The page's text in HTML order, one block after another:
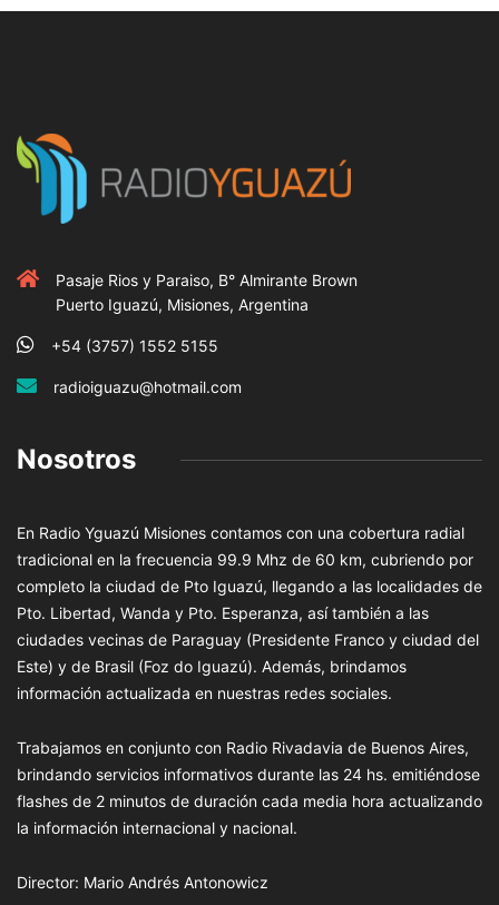
Pasaje Rios y Paraiso, B° Almirante Brown
Puerto Iguazú, Misiones, Argentina
+54 (3757) 1552 5155
radioiguazu@hotmail.com
Nosotros
En Radio Yguazú Misiones contamos con una cobertura radial
tradicional en la frecuencia 99.9 Mhz de 60 km, cubriendo por
completo la ciudad de Pto Iguazú, llegando a las localidades de
Pto. Libertad, Wanda y Pto. Esperanza, así también a las
ciudades vecinas de Paraguay (Presidente Franco y ciudad del
Este) y de Brasil (Foz do Iguazú). Además, brindamos
información actualizada en nuestras redes sociales.
Trabajamos en conjunto con Radio Rivadavia de Buenos Aires,
brindando servicios informativos durante las 24 hs. emitiéndose
flashes de 2 minutos de duración cada media hora actualizando
la información internacional y nacional.
Director: Mario Andrés Antonowicz